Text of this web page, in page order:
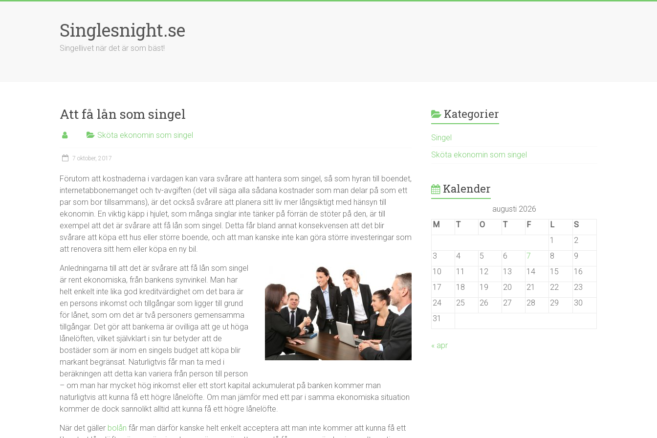
Singlesnight.se
Singellivet när det är som bäst!
Att få lån som singel
Sköta ekonomin som singel
7 oktober, 2017
Förutom att kostnaderna i vardagen kan vara svårare att hantera som singel, så som hyran till boendet,
internetabbonemanget och tv-avgiften (det vill säga alla sådana kostnader som man delar på som ett
par som bor tillsammans), är det också svårare att planera sitt liv mer långsiktigt med hänsyn till
ekonomin. En viktig käpp i hjulet, som många singlar inte tänker på förrän de stöter på den, är till
exempel att det är svårare att få lån som singel. Detta får bland annat konsekvensen att det blir
svårare att köpa ett hus eller större boende, och att man kanske inte kan göra större investeringar som
att renovera sitt hem eller köpa en ny bil.
Anledningarna till att det är svårare att få lån som singel
är rent ekonomiska, från bankens synvinkel. Man har
helt enkelt inte lika god kreditvärdighet om det bara är
en persons inkomst och tillgångar som ligger till grund
för lånet, som om det är två personers gemensamma
tillgångar. Det gör att bankerna är ovilliga att ge ut höga
lånelöften, vilket självklart i sin tur betyder att de
bostäder som är inom en singels budget att köpa blir
markant begränsat. Naturligtvis får man ta med i
beräkningen att detta kan variera från person till person
– om man har mycket hög inkomst eller ett stort kapital ackumulerat på banken kommer man
naturligtvis att kunna få ett högre lånelöfte. Om man jämför med ett par i samma ekonomiska situation
kommer de dock sannolikt alltid att kunna få ett högre lånelöfte.
När det gäller bolån får man därför kanske helt enkelt acceptera att man inte kommer att kunna få ett
Kategorier
Singel
Sköta ekonomin som singel
Kalender
augusti 2026
M
T O T F L
S
1
2
3
4 5 6 7 8
9
10
11 12 13 14 15
16
17
18 19 20 21 22
23
24
25 26 27 28 29
30
31
« apr